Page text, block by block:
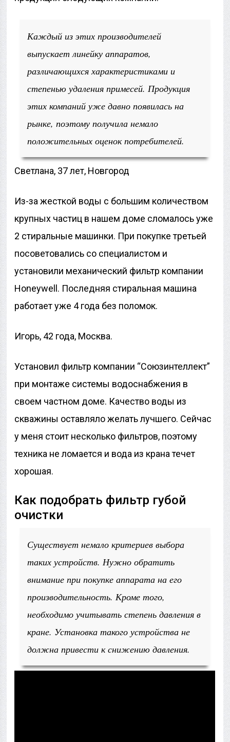
Каждый из этих производителей
выпускает линейку аппаратов,
различающихся характеристиками и
степенью удаления примесей. Продукция
этих компаний уже давно появилась на
рынке, поэтому получила немало
положительных оценок потребителей.
Светлана, 37 лет, Новгород
Из-за жесткой воды с большим количеством
крупных частиц в нашем доме сломалось уже
2 стиральные машинки. При покупке третьей
посоветовались со специалистом и
установили механический фильтр компании
Honeywell. Последняя стиральная машина
работает уже 4 года без поломок.
Игорь, 42 года, Москва.
Установил фильтр компании “Союзинтеллект”
при монтаже системы водоснабжения в
своем частном доме. Качество воды из
скважины оставляло желать лучшего. Сейчас
у меня стоит несколько фильтров, поэтому
техника не ломается и вода из крана течет
хорошая.
Как подобрать фильтр губой
очистки
Существует немало критериев выбора
таких устройств. Нужно обратить
внимание при покупке аппарата на его
производительность. Кроме того,
необходимо учитывать степень давления в
кране. Установка такого устройства не
должна привести к снижению давления.